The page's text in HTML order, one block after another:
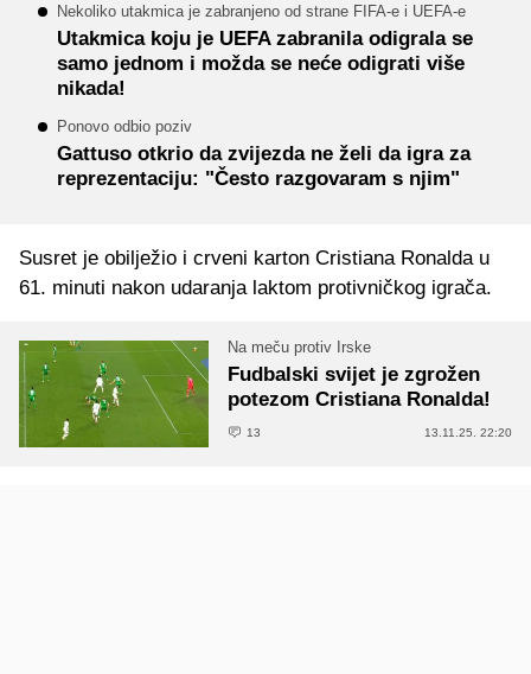
Nekoliko utakmica je zabranjeno od strane FIFA-e i UEFA-e
Utakmica koju je UEFA zabranila odigrala se
samo jednom i možda se neće odigrati više
nikada!
Ponovo odbio poziv
Gattuso otkrio da zvijezda ne želi da igra za
reprezentaciju: "Često razgovaram s njim"
Susret je obilježio i crveni karton Cristiana Ronalda u
61. minuti nakon udaranja laktom protivničkog igrača.
Na meču protiv Irske
Fudbalski svijet je zgrožen
potezom Cristiana Ronalda!
13 13.11.25. 22:20